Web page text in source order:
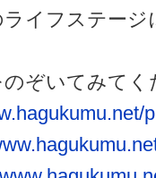
イフステージ
ぞいてみてく